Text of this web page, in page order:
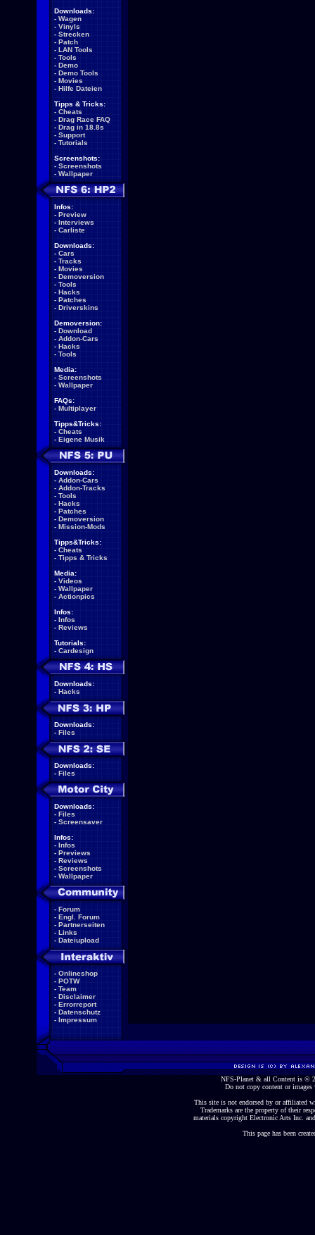
Downloads:
- Wagen
- Vinyls
- Strecken
- Patch
- LAN Tools
- Tools
- Demo
- Demo Tools
- Movies
- Hilfe Dateien
Tipps & Tricks:
- Cheats
- Drag Race FAQ
- Drag in 18.8s
- Support
- Tutorials
Screenshots:
- Screenshots
- Wallpaper
Infos:
- Preview
- Interviews
- Carliste
Downloads:
- Cars
- Tracks
- Movies
- Demoversion
- Tools
- Hacks
- Patches
- Driverskins
Demoversion:
- Download
- Addon-Cars
- Hacks
- Tools
Media:
- Screenshots
- Wallpaper
FAQs:
- Multiplayer
Tipps&Tricks:
- Cheats
- Eigene Musik
Downloads:
- Addon-Cars
- Addon-Tracks
- Tools
- Hacks
- Patches
- Demoversion
- Mission-Mods
Tipps&Tricks:
- Cheats
- Tipps & Tricks
Media:
- Videos
- Wallpaper
- Actionpics
Infos:
- Infos
- Reviews
Tutorials:
- Cardesign
Downloads:
- Hacks
Downloads:
- Files
Downloads:
- Files
Downloads:
- Files
- Screensaver
Infos:
- Infos
- Previews
- Reviews
- Screenshots
- Wallpaper
- Forum
- Engl. Forum
- Partnerseiten
- Links
- Dateiupload
- Onlineshop
- POTW
- Team
- Disclaimer
- Errorreport
- Datenschutz
- Impressum
NFS-Planet & all Content is ©
Do not copy content or
This site is not endorsed by or affiliated
Trademarks are the property of their
materials copyright Electronic Arts Inc.
This page has been